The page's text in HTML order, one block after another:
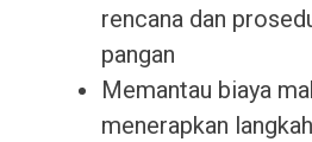
rencana dan
pangan
Memantau biaya
menerapkan